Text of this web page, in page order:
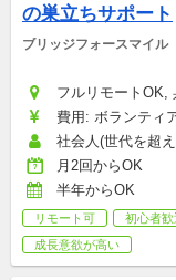
の巣立ちサポート
ブリッジフォースマイル
フルリモートOK,
費用: ボランティ
研修参加費：
物代など）：1,500
社会人(世代を超
月2回からOK
半年からOK
リモート可 初心者歓
成長意欲が高い